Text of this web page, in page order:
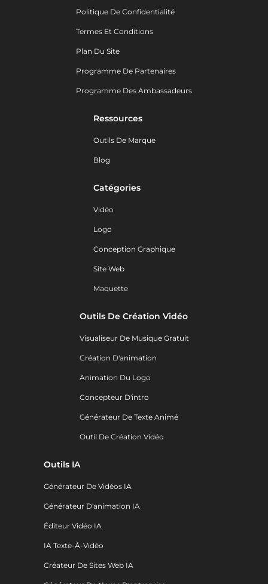
Politique De Confidentialité
Termes Et Conditions
Plan Du Site
Programme De Partenaires
Programme Des Ambassadeurs
Ressources
Outils De Marque
Blog
Catégories
Vidéo
Logo
Conception Graphique
Site Web
Maquette
Outils De Création Vidéo
Visualiseur De Musique Gratuit
Création D'animation
Animation Du Logo
Concepteur D'intro
Générateur De Texte Animé
Outil De Création Vidéo
Outils IA
Générateur De Vidéos IA
Générateur D'animation IA
Éditeur Vidéo IA
IA Texte-À-Vidéo
Créateur De Sites Web IA